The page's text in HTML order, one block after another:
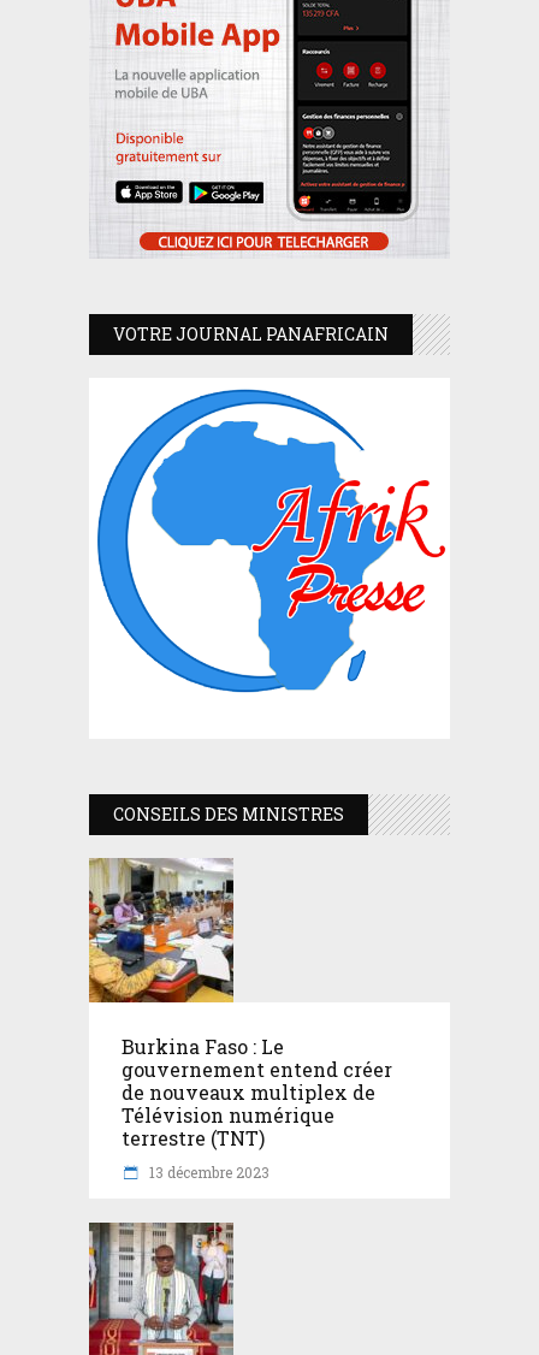
VOTRE JOURNAL PANAFRICAIN
CONSEILS DES MINISTRES
Burkina Faso : Le
gouvernement entend créer
de nouveaux multiplex de
Télévision numérique
terrestre (TNT)
13 décembre 2023